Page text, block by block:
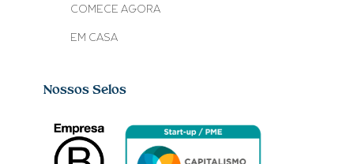
COMECE AGORA
EM CASA
Nossos Selos